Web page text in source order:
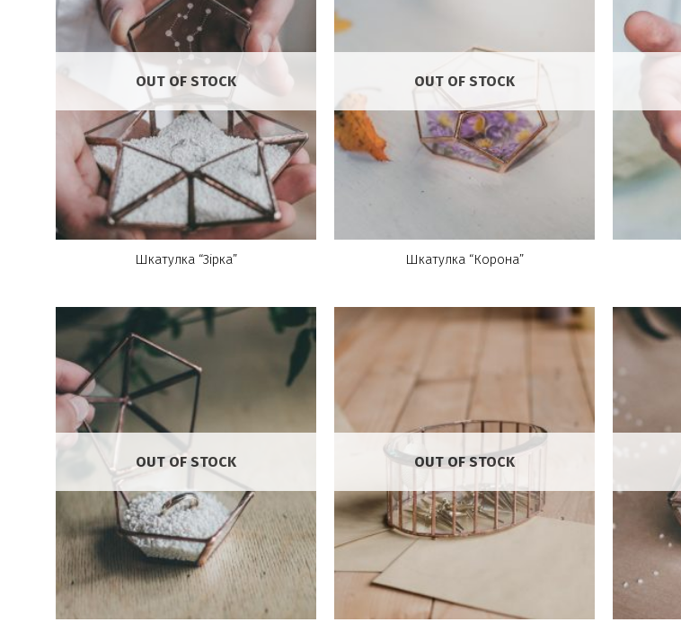
OUT OF STOCK
Шкатулка “Зірка”
OUT OF STOCK
Шкатулка “Корона”
OUT OF STOCK OUT OF STOCK